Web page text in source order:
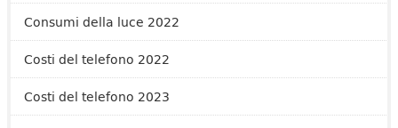
Consumi della luce 2022
Costi del telefono 2022
Costi del telefono 2023